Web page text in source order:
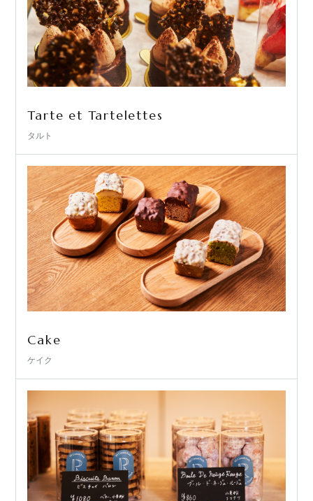
Tarte et Tartelettes
タルト
Cake
ケイク